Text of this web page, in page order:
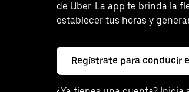
de Uber. La app te brinda la
establecer tus horas y
Regístrate para conducir